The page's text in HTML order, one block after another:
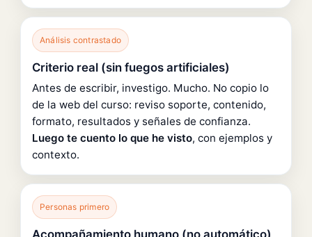
Análisis contrastado
Criterio real (sin fuegos artificiales)
Antes de escribir, investigo. Mucho. No copio lo
de la web del curso: reviso soporte, contenido,
formato, resultados y señales de confianza.
Luego te cuento lo que he visto, con ejemplos y
contexto.
Personas primero